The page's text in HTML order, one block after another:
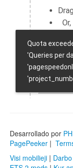
Desarrollado por
PagePeeker |
Visi mobilieji |